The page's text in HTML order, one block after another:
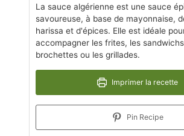
La sauce algérienne est une sauce
savoureuse, à base de mayonnaise,
harissa et d'épices. Elle est idéale
accompagner les frites, les
brochettes ou les grillades.
Imprimer la recette
Pin Recipe